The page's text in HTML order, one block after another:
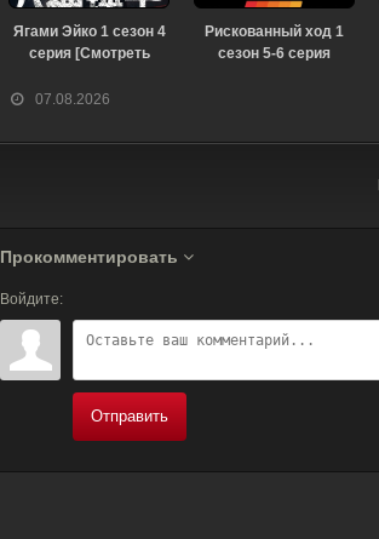
07.08.2026
Ягами Эйко 1 сезон 4
серия [Смотреть
Рискованный ход 1
сезон 5-6 серия
Прокомментировать
Войдите:
Отправить